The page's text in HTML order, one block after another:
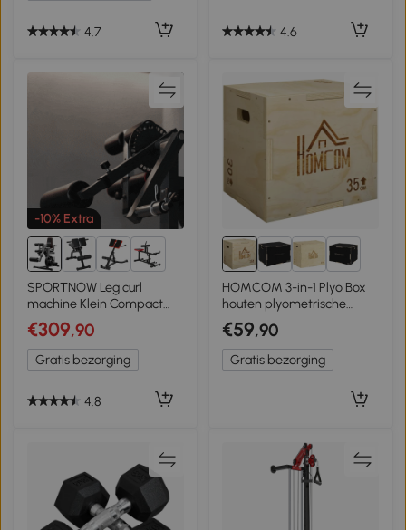
4.7 4.6
-10% Extra
1+
SPORTNOW Leg curl
machine Klein Compact
Huis Benentrainer 32
Posities Verstelbare
Rugleuning Dijsteun Staal
Grijs/Zwart
€309,90
Gratis bezorging
4.8
5+
HOMCOM 3-in-1 Plyo Box
houten plyometrische
springbox met 3
spronghoogtes, grepen
40,5 x 35,5 x 30,5cm
natuurhout
€59,90
Gratis bezorging